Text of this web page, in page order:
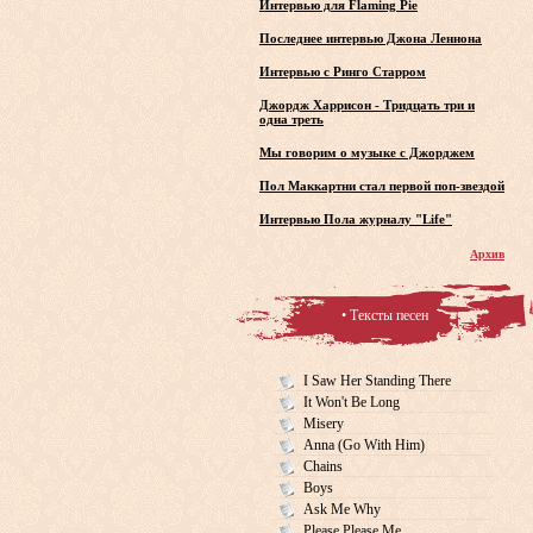
Интервью для Flaming Pie
Последнее интервью Джона Леннона
Интервью с Ринго Старром
Джордж Харрисон - Тридцать три и
одна треть
Мы говорим о музыке с Джорджем
Пол Маккартни стал первой поп-звездой
Интервью Пола журналу "Life"
Архив
• Тексты песен
I Saw Her Standing There
It Won't Be Long
Misery
Anna (Go With Him)
Chains
Boys
Ask Me Why